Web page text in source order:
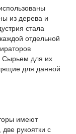
из дерева и
стала
отдельной
Сырьем для их
для данной
имеют
рукоятки с